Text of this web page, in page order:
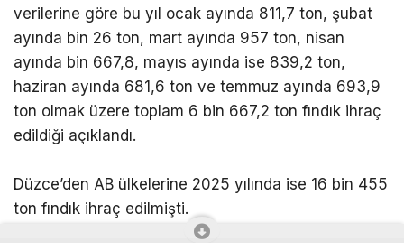
verilerine göre bu yıl ocak ayında 811,7 ton, şubat
ayında bin 26 ton, mart ayında 957 ton, nisan
ayında bin 667,8, mayıs ayında ise 839,2 ton,
haziran ayında 681,6 ton ve temmuz ayında 693,9
ton olmak üzere toplam 6 bin 667,2 ton fındık ihraç
edildiği açıklandı.
Düzce’den AB ülkelerine 2025 yılında ise 16 bin 455
ton fındık ihraç edilmişti.